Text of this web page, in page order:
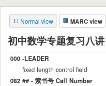
目
录 Normal view MARC view
初中数学专题复习八
000 -LEADER
fixed length control field
082 ## - 索书号 Call Number